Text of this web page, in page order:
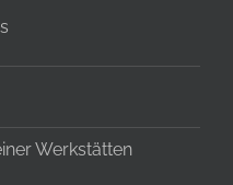
Werkstätten